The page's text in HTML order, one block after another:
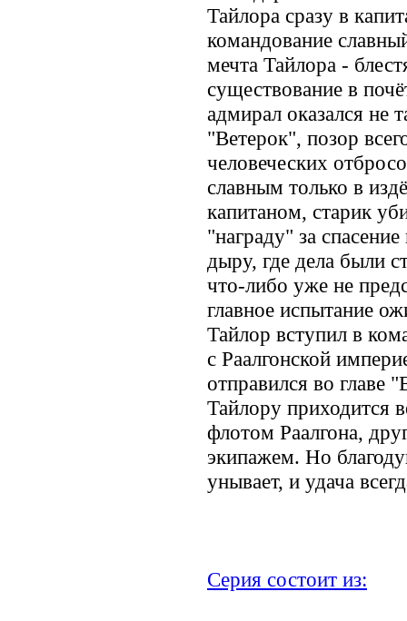
Тайлора сразу в
командование
мечта Тайлора -
существование в
адмирал оказался не
"Ветерок", позор
человеческих
славным только в
капитаном, старик
"награду" за
дыру, где дела были
что-либо уже не
главное испытание
Тайлор вступил в
с Раалгонской
отправился во главе
Тайлору приходится
флотом Раалгона,
экипажем. Но
унывает, и удача
Серия состоит из: